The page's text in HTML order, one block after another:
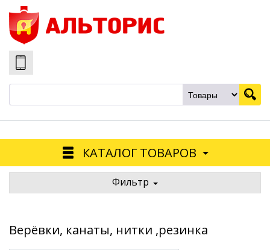
КАТАЛОГ ТОВАРОВ
Фильтр
Верёвки, канаты, нитки ,резинка